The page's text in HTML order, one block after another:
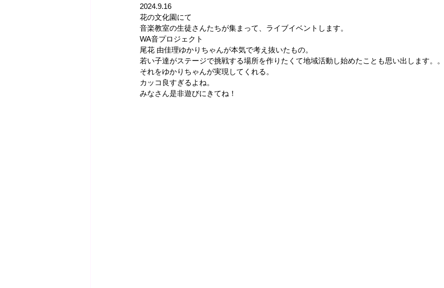
2024.9.16
花の文化園にて
音楽教室の生徒さんたちが集まって、ライブイベントします。
WA音プロジェクト
尾花 由佳理ゆかりちゃんが本気で考え抜いたもの。
若い子達がステージで挑戦する場所を作りたくて地域活動し始めたことも思い出します。。
それをゆかりちゃんが実現してくれる。
カッコ良すぎるよね。
みなさん是非遊びにきてね！